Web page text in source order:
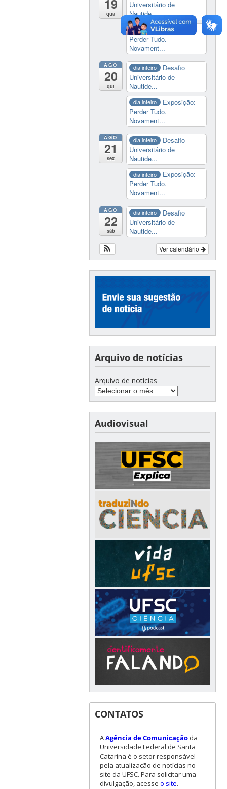
19
qua
Universitário de
Nautide...
dia inteiro
Exposição:
Perder Tudo.
Novament...
AGO
20
qui
dia inteiro
Desafio
Universitário de
Nautide...
dia inteiro
Exposição:
Perder Tudo.
Novament...
AGO
21
sex
dia inteiro
Desafio
Universitário de
Nautide...
dia inteiro
Exposição:
Perder Tudo.
Novament...
AGO
22
sáb
dia inteiro
Desafio
Universitário de
Nautide...
Ver calendário
Arquivo de notícias
Arquivo de notícias
Audiovisual
CONTATOS
AAgência de Comunicaçãoda
Universidade Federal de Santa
Catarina é o setor responsável
pela atualização de notícias no
site da UFSC. Para solicitar uma
divulgação, acesse o site.